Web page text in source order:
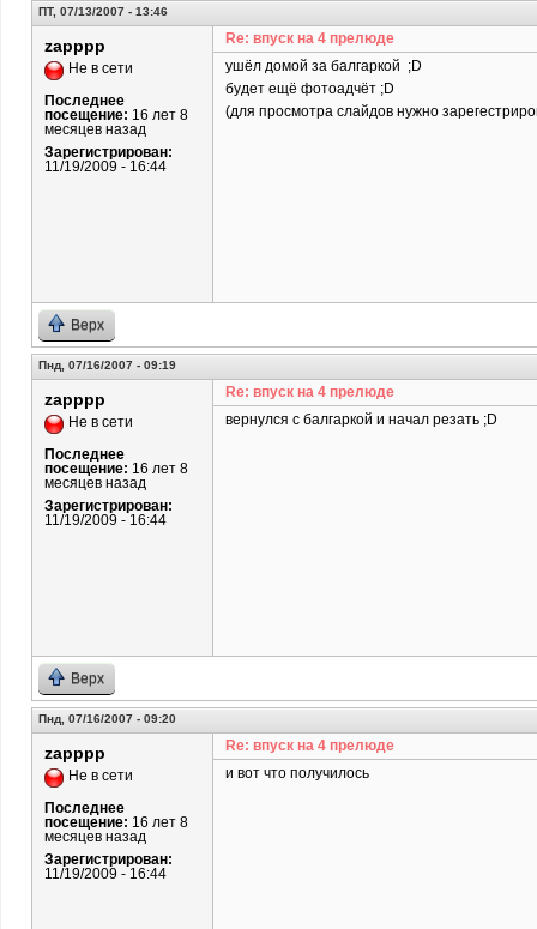
ПТ, 07/13/2007 - 13:46
zapppp
Не в сети
Последнее
посещение: 16 лет 8
месяцев назад
Зарегистрирован:
11/19/2009 - 16:44
Re: впуск на 4 прелюде
ушёл домой за балгаркой ;D
будет ещё фотоадчёт ;D
(для просмотра слайдов нужно
Верх
Пнд, 07/16/2007 - 09:19
zapppp
Не в сети
Последнее
посещение: 16 лет 8
месяцев назад
Зарегистрирован:
11/19/2009 - 16:44
Re: впуск на 4 прелюде
вернулся с балгаркой и начал резать ;D
Верх
Пнд, 07/16/2007 - 09:20
zapppp
Не в сети
Последнее
посещение: 16 лет 8
месяцев назад
Зарегистрирован:
11/19/2009 - 16:44
Re: впуск на 4 прелюде
и вот что получилось